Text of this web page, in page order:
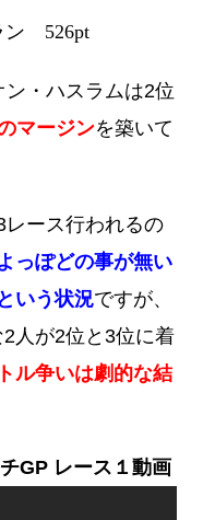
ン 526pt
・ハスラムは2位
マージンを築いて
レース行われるの
っぽどの事が無い
いう状況ですが、
人が2位と3位に着
ル争いは劇的な結
GP レース１動画